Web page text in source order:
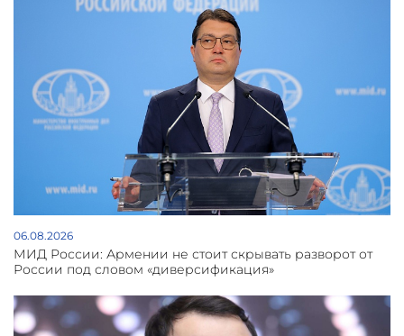
06.08.2026
МИД России: Армении не стоит скрывать разворот от
России под словом «диверсификация»